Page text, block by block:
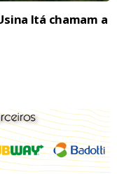
Itá chamam a